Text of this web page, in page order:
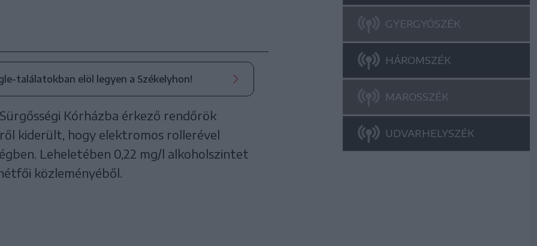
találatokban elöl legyen a Székelyhon!
Kórházba érkező rendőrök
kiderült, hogy elektromos rollerével
Leheletében 0,22 mg/l alkoholszintet
közleményéből.
GYERGYÓSZÉK
HÁROMSZÉK
MAROSSZÉK
UDVARHELYSZÉK